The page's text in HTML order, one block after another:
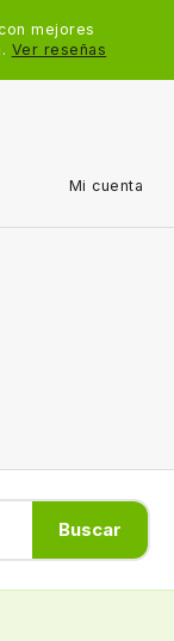
mejores
Ver reseñas
Mi cuenta
Buscar